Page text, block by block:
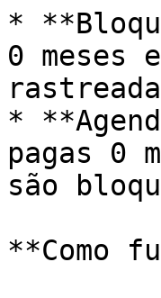
*
0 meses
*
pagas 0
são
**Como